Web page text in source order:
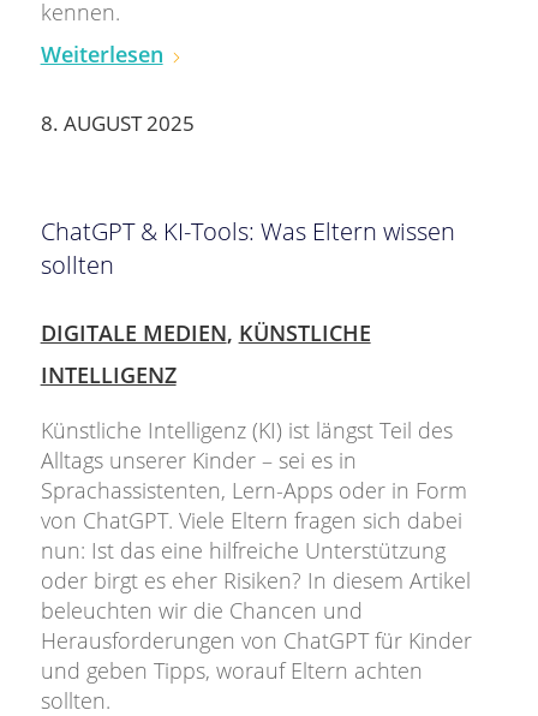
kennen.
Weiterlesen
8. AUGUST 2025
ChatGPT & KI-Tools: Was Eltern wissen
sollten
DIGITALE MEDIEN, KÜNSTLICHE
INTELLIGENZ
Künstliche Intelligenz (KI) ist längst Teil des
Alltags unserer Kinder – sei es in
Sprachassistenten, Lern-Apps oder in Form
von ChatGPT. Viele Eltern fragen sich dabei
nun: Ist das eine hilfreiche Unterstützung
oder birgt es eher Risiken? In diesem Artikel
beleuchten wir die Chancen und
Herausforderungen von ChatGPT für Kinder
und geben Tipps, worauf Eltern achten
sollten.